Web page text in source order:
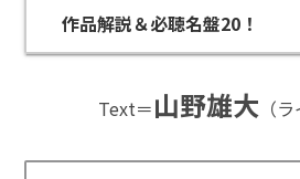
作品解説＆必聴名盤20！
Text＝山野雄大（ラ